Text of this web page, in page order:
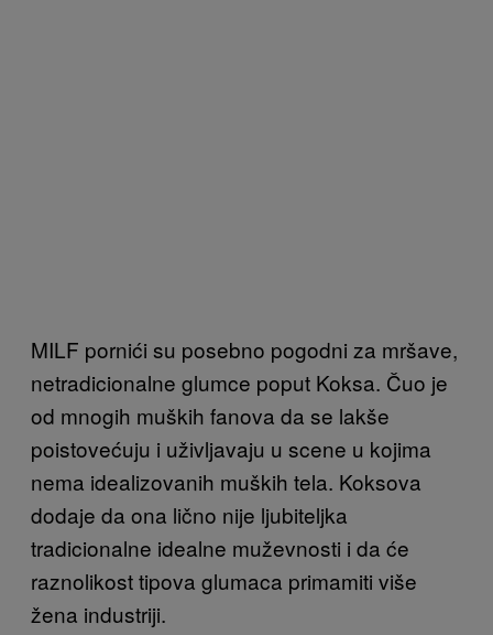
MILF pornići su posebno pogodni za mršave,
netradicionalne glumce poput Koksa. Čuo je
od mnogih muških fanova da se lakše
poistovećuju i uživljavaju u scene u kojima
nema idealizovanih muških tela. Koksova
dodaje da ona lično nije ljubiteljka
tradicionalne idealne muževnosti i da će
raznolikost tipova glumaca primamiti više
žena industriji.